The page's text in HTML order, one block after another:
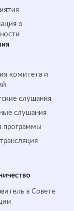
о
комитета и
слушания
слушания
программы
в Совете